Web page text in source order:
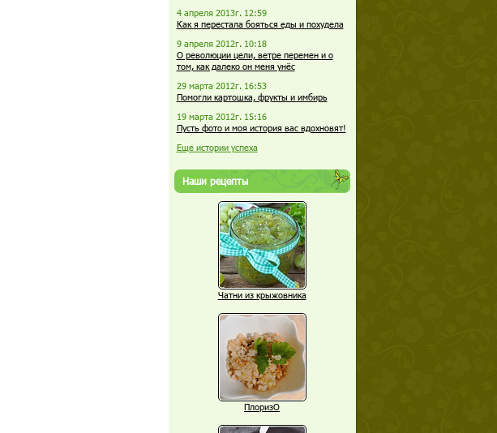
4 апреля 2013г. 12:59
Как я перестала бояться еды и похудела
9 апреля 2012г. 10:18
О революции цели, ветре перемен и о
том, как далеко он меня унёс
29 марта 2012г. 16:53
Помогли картошка, фрукты и имбирь
19 марта 2012г. 15:16
Пусть фото и моя история вас вдохновят!
Еще истории успеха
Наши рецепты
Чатни из крыжовника
ПлоризО